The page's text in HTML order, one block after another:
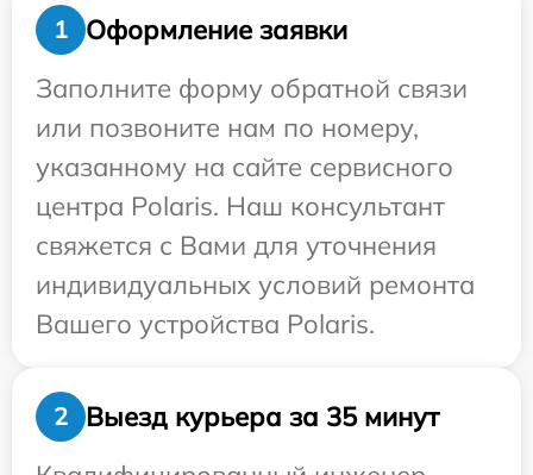
1
Оформление заявки
Заполните форму обратной связи
или позвоните нам по номеру,
указанному на сайте сервисного
центра Polaris. Наш консультант
свяжется с Вами для уточнения
индивидуальных условий ремонта
Вашего устройства Polaris.
2
Выезд курьера за 35 минут